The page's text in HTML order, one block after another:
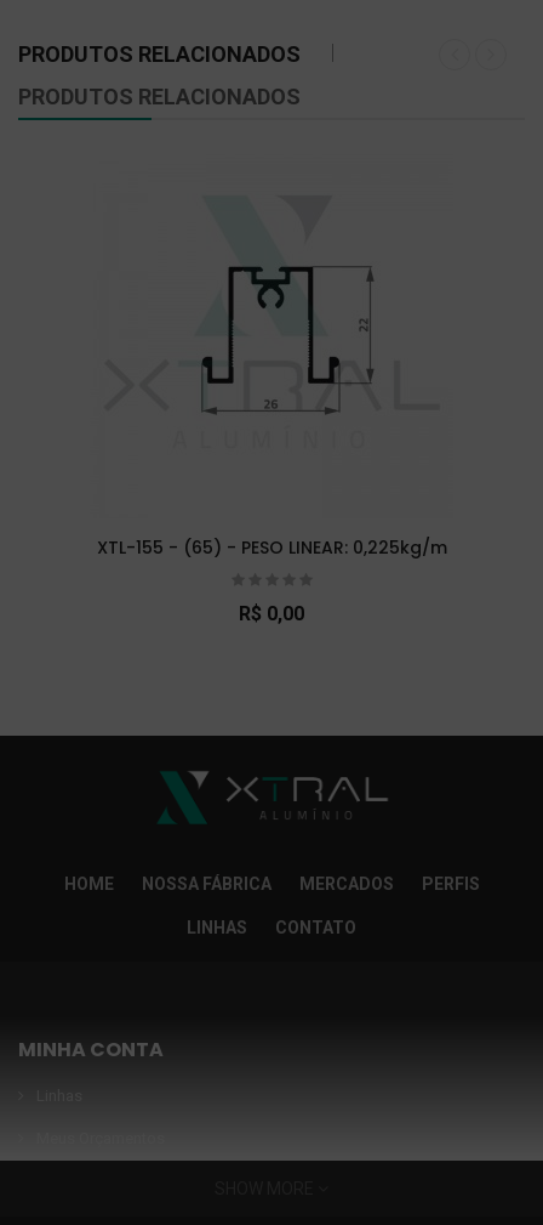
PRODUTOS RELACIONADOS
PRODUTOS RELACIONADOS
XTL-155 - (65) - PESO LINEAR: 0,225kg/m
R$ 0,00
HOME NOSSA FÁBRICA MERCADOS PERFIS
LINHAS CONTATO
MINHA CONTA